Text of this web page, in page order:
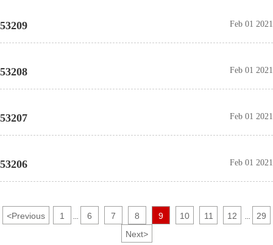
53209 Feb 01 2021
53208 Feb 01 2021
53207 Feb 01 2021
53206 Feb 01 2021
<Previous 1 6 7 8 9 10 11 12
29
Next>